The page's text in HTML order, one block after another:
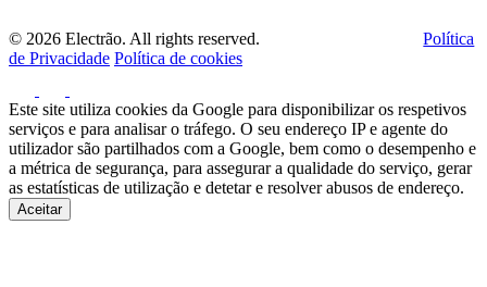
© 2026 Electrão. All rights reserved.
Política
de Privacidade Política de cookies
Este site utiliza cookies da Google para disponibilizar os respetivos
serviços e para analisar o tráfego. O seu endereço IP e agente do
utilizador são partilhados com a Google, bem como o desempenho e
a métrica de segurança, para assegurar a qualidade do serviço, gerar
as estatísticas de utilização e detetar e resolver abusos de endereço.
Aceitar